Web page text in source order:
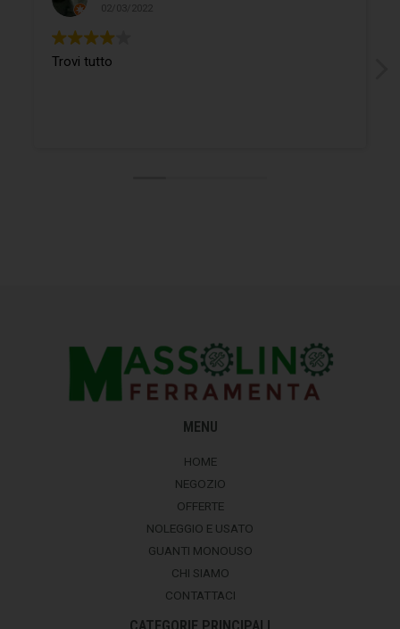
02/03/2022
Trovi tutto
MENU
HOME
NEGOZIO
OFFERTE
NOLEGGIO E USATO
GUANTI MONOUSO
CHI SIAMO
CONTATTACI